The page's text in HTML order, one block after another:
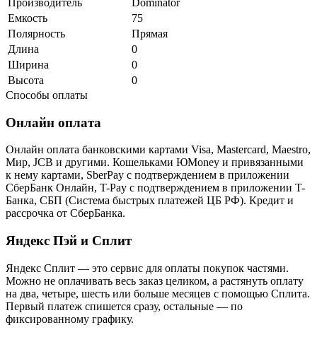
Емкость
75
Полярность
Прямая
Длина
0
Ширина
0
Высота
0
Способы оплаты
Онлайн оплата
Онлайн оплата банковскими картами Visa, Mastercard, Maestro,
Мир, JCB и другими. Кошельками ЮMoney и привязанными
к нему картами, SberPay с подтверждением в приложении
СберБанк Онлайн, T-Pay с подтверждением в приложении T-
Банка, СБП (Система быстрых платежей ЦБ РФ). Кредит и
рассрочка от СберБанка.
Яндекс Пэй и Сплит
Яндекс Cплит — это сервис для оплаты покупок частями.
Можно не оплачивать весь заказ целиком, а растянуть оплату
на два, четыре, шесть или больше месяцев с помощью Сплита.
Первый платеж спишется сразу, остальные — по
фиксированному графику.